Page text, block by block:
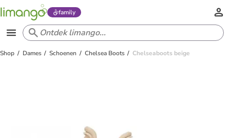
family
Shop Dames Schoenen Chelsea Boots Chelseaboots beige